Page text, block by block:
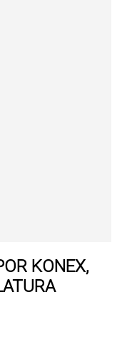
KONEX,